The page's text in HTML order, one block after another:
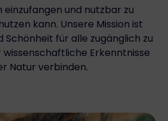
einzufangen und nutzbar zu
kann. Unsere Mission ist
Schönheit für alle zugänglich zu
Erkenntnisse
Natur verbinden.